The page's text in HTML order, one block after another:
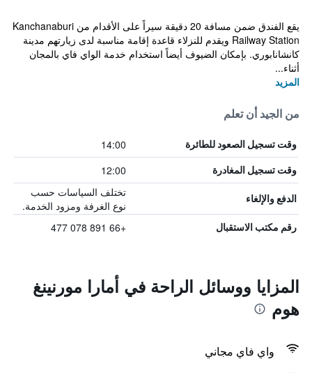
يقع الفندق ضمن مسافة 20 دقيقة سيراً على الأقدام من Kanchanaburi
Railway Station ويقدم للنزلاء قاعدة إقامة مناسبة لدى زيارتهم مدينة
كانشانابوري. بإمكان الضيوف أيضاً استخدام خدمة الواي فاي بالمجان
أثناء...
المزيد
من الجيد أن تعلم
وقت تسجيل الصعود للطائرة 14:00
وقت تسجيل المغادرة 12:00
الدفع والإلغاء
تختلف السياسات حسب
نوع الغرفة ومزود الخدمة.
رقم مكتب الاستقبال +66 891 078 477
المزايا ووسائل الراحة في أمارا مورنينغ
هوم
واي فاي مجاني